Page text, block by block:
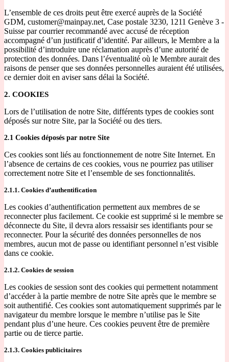
L’ensemble de ces droits peut être exercé auprès de la Société
GDM, customer@mainpay.net, Case postale 3230, 1211 Genève 3 -
Suisse par courrier recommandé avec accusé de réception
accompagné d’un justificatif d’identité. Par ailleurs, le Membre a la
possibilité d’introduire une réclamation auprès d’une autorité de
protection des données. Dans l’éventualité où le Membre aurait des
raisons de penser que ses données personnelles auraient été utilisées,
ce dernier doit en aviser sans délai la Société.
2. COOKIES
Lors de l’utilisation de notre Site, différents types de cookies sont
déposés sur notre Site, par la Société ou des tiers.
2.1 Cookies déposés par notre Site
Ces cookies sont liés au fonctionnement de notre Site Internet. En
l’absence de certains de ces cookies, vous ne pourriez pas utiliser
correctement notre Site et l’ensemble de ses fonctionnalités.
2.1.1. Cookies d’authentification
Les cookies d’authentification permettent aux membres de se
reconnecter plus facilement. Ce cookie est supprimé si le membre se
déconnecte du Site, il devra alors ressaisir ses identifiants pour se
reconnecter. Pour la sécurité des données personnelles de nos
membres, aucun mot de passe ou identifiant personnel n’est visible
dans ce cookie.
2.1.2. Cookies de session
Les cookies de session sont des cookies qui permettent notamment
d’accéder à la partie membre de notre Site après que le membre se
soit authentifié. Ces cookies sont automatiquement supprimés par le
navigateur du membre lorsque le membre n’utilise pas le Site
pendant plus d’une heure. Ces cookies peuvent être de première
partie ou de tierce partie.
2.1.3. Cookies publicitaires